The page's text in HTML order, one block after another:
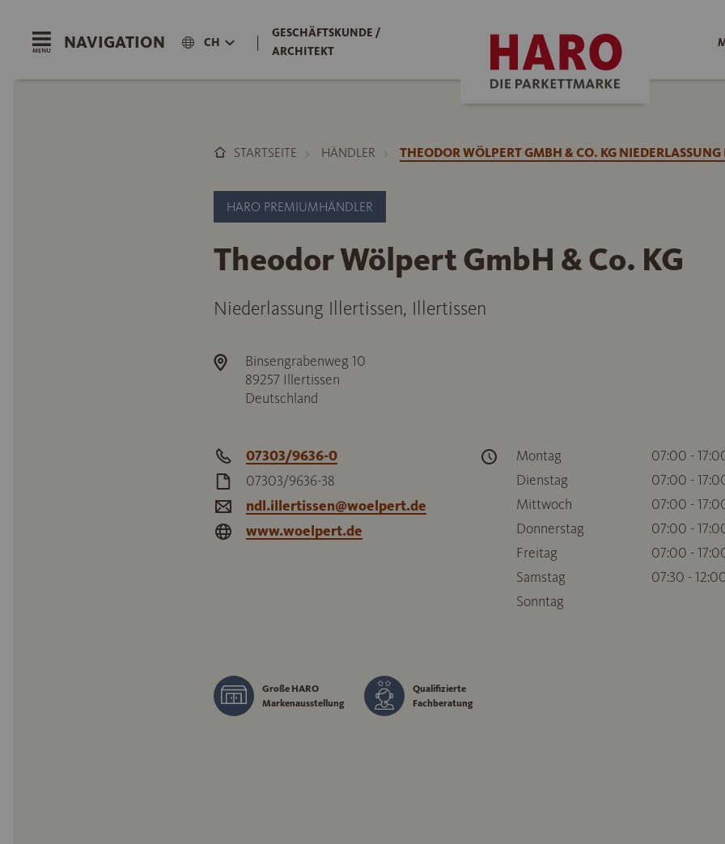
NAVIGATION CH |
GESCHÄFTSKUNDE /
ARCHITEKT
STARTSEITE HÄNDLER THEODOR WÖLPERT GMBH & CO. KG NIEDERLASSUNG
HARO PREMIUMHÄNDLER
Theodor Wölpert GmbH & Co. KG
Niederlassung Illertissen, Illertissen
Binsengrabenweg 10
89257 Illertissen
Deutschland
07303/9636-0
07303/9636-38
ndl.illertissen@woelpert.de
www.woelpert.de
Montag
07:00 -
Dienstag
07:00 -
Mittwoch
07:00 -
Donnerstag
07:00 -
Freitag
07:00 -
Samstag
07:30 -
Sonntag
Große HARO
Markenausstellung
Qualifizierte
Fachberatung